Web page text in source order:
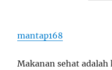
mantap168
Makanan sehat